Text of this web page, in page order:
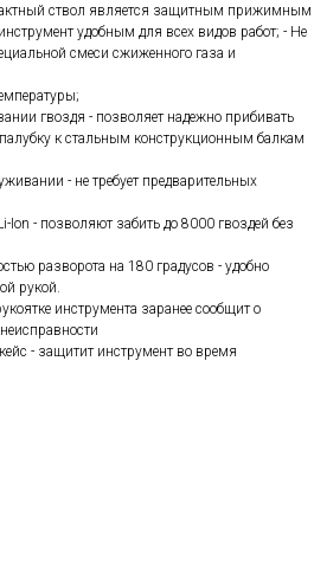
ствол является защитным прижимным
удобным для всех видов работ; - Не
смеси сжиженного газа и
гвоздя - позволяет надежно прибивать
к стальным конструкционным балкам
- не требует предварительных
Ion - позволяют забить до 8000 гвоздей без
разворота на 180 градусов - удобно
рукой.
инструмента заранее сообщит о
- защитит инструмент во время